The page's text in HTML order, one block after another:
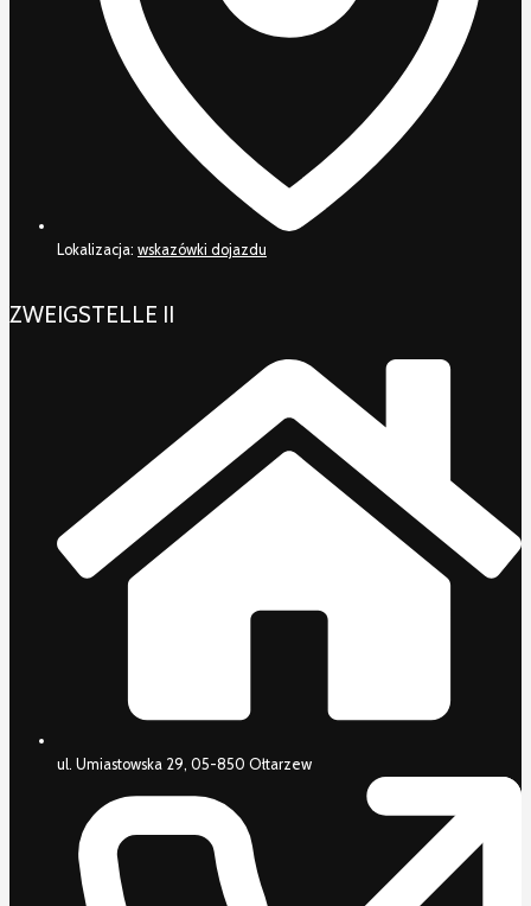
Lokalizacja: wskazówki dojazdu
ZWEIGSTELLE II
ul. Umiastowska 29, 05-850 Ołtarzew